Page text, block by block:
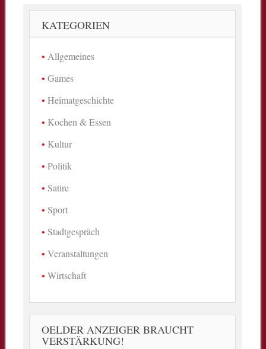
KATEGORIEN
Allgemeines
Games
Heimatgeschichte
Kochen & Essen
Kultur
Politik
Satire
Sport
Stadtgespräch
Veranstaltungen
Wirtschaft
OELDER ANZEIGER BRAUCHT
VERSTÄRKUNG!